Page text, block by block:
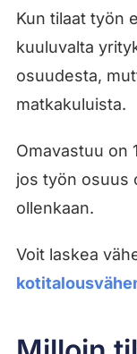
Kun tilaat työn
kuuluvalta
osuudesta,
matkakuluista.
Omavastuu on
jos työn osuus
ollenkaan.
Voit laskea